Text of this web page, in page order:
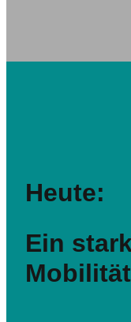
Heute:
Ein
Mobilität